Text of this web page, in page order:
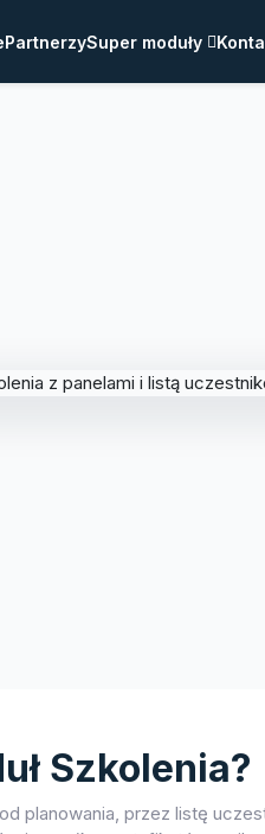
PartnerzySuper moduły
Szkolenia?
planowania, przez listę